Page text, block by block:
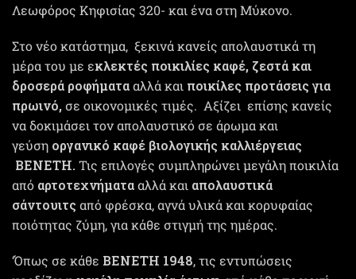
Λεωφόρος Κηφισίας 320- και ένα στη Μύκονο.
Στο νέο κατάστημα, ξεκινά κανείς απολαυστικά τη
μέρα του με εκλεκτές ποικιλίες καφέ, ζεστά και
δροσερά ροφήματααλλά και ποικίλες προτάσεις για
πρωινό,σε οικονομικές τιμές. Αξίζει επίσης κανείς
να δοκιμάσει τον απολαυστικό σε άρωμα και
γεύση οργανικό καφέ βιολογικής καλλιέργειας
ΒΕΝΕΤΗ. Τις επιλογές συμπληρώνει μεγάλη ποικιλία
από αρτοτεχνήματααλλά και απολαυστικά
σάντουιτς από φρέσκα, αγνά υλικά και κορυφαίας
ποιότητας ζύμη, για κάθε στιγμή της ημέρας.
‘Όπως σε κάθε ΒΕΝΕΤΗ 1948, τις εντυπώσεις